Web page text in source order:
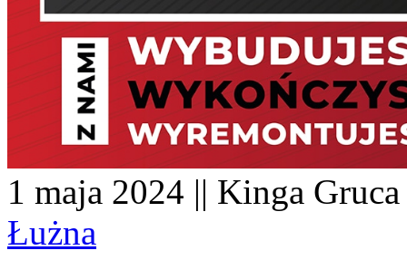
1 maja 2024 || Kinga
Łużna